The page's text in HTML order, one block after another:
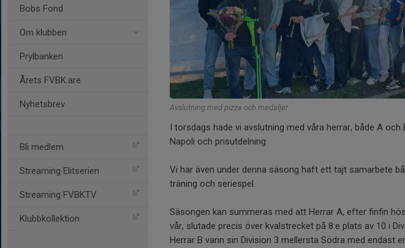
Bobs Fond
Om klubben
Prylbanken
Årets FVBK:are
Nyhetsbrev
Bli medlem
Streaming Elitserien
Streaming FVBKTV
Klubbkollektion
Avslutning med pizza och medaljer
I torsdags hade vi avslutning med våra herrar, både A och
Napoli och prisutdelning
Vi har även under denna säsong haft ett tajt samarbete
träning och seriespel.
Säsongen kan summeras med att Herrar A, efter finfin
vår, slutade precis över kvalstrecket på 8:e plats av 10 i
Herrar B vann sin Division 3 mellersta Södra med endast